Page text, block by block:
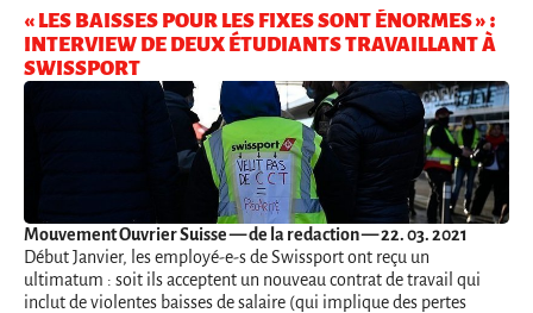
« LES BAISSES POUR LES FIXES SONT ÉNORMES » :
INTERVIEW DE DEUX ÉTUDIANTS TRAVAILLANT À
SWISSPORT
Mouvement Ouvrier Suisse— de la redaction — 22. 03. 2021
Début Janvier, les employé-e-s de Swissport ont reçu un
ultimatum : soit ils acceptent un nouveau contrat de travail qui
inclut de violentes baisses de salaire (qui implique des pertes